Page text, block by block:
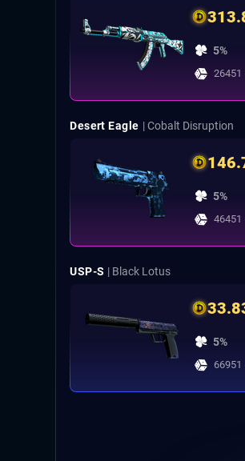
5%
26451
Desert Eagle | Cobalt Disruption
5%
46451
USP-S | Black Lotus
5%
66951